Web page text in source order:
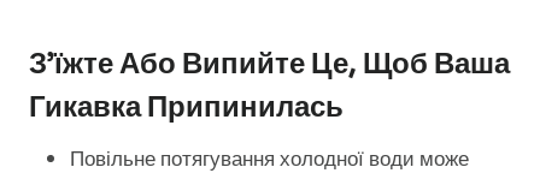
З’їжте Або Випийте Це, Щоб Ваша
Гикавка Припинилась
Повільне потягування холодної води може